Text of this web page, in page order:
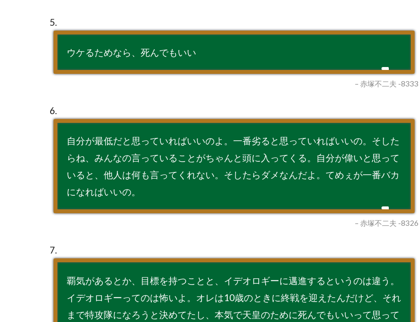
5.
ウケるためなら、死んでもいい
– 赤塚不二夫 -8333
6.
自分が最低だと思っていればいいのよ。一番劣ると思っていればいいの。そした
らね、みんなの言っていることがちゃんと頭に入ってくる。自分が偉いと思って
いると、他人は何も言ってくれない。そしたらダメなんだよ。てめぇが一番バカ
になればいいの。
– 赤塚不二夫 -8326
7.
覇気があるとか、目標を持つことと、イデオロギーに邁進するというのは違う。
イデオロギーってのは怖いよ。オレは10歳のときに終戦を迎えたんだけど、それ
まで特攻隊になろうと決めてたし、本気で天皇のために死んでもいいって思って